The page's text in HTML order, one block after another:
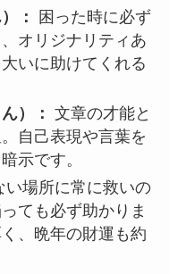
：
困った時に必ず
オリジナリティあ
いに助けてくれる
）： 文章の才能と
自己表現や言葉を
示です。
い場所に常に救いの
ても必ず助かりま
、晩年の財運も約